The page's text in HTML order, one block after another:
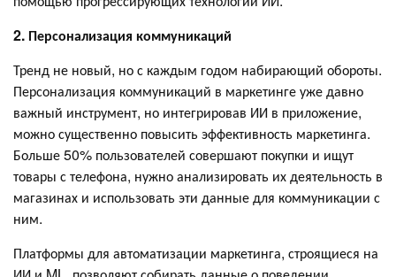
2. Персонализация коммуникаций
Тренд не новый, но с каждым годом набирающий обороты.
Персонализация коммуникаций в маркетинге уже давно
важный инструмент, но интегрировав ИИ в приложение,
можно существенно повысить эффективность маркетинга.
Больше 50% пользователей совершают покупки и ищут
товары с телефона, нужно анализировать их деятельность в
магазинах и использовать эти данные для коммуникации с
ним.
Платформы для автоматизации маркетинга, строящиеся на